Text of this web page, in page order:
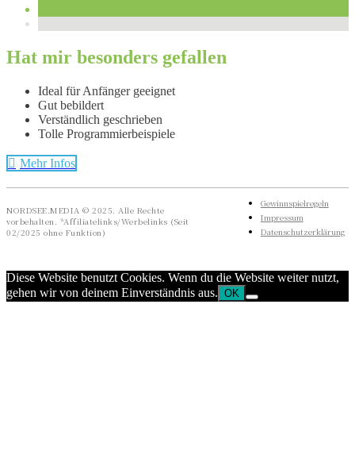
Hat mir besonders gefallen
Ideal für Anfänger geeignet
Gut bebildert
Verständlich geschrieben
Tolle Programmierbeispiele
Mehr Infos
NORDSEE.MEDIA © 2025. Alle Rechte
vorbehalten. *Affiliatelinks/Werbelinks (Seit
02/2025 ohne Funktion)
Gewinnspielregeln
Impressum
Datenschutzerklärung
Diese Website benutzt Cookies. Wenn du die Website weiter nutzt,
gehen wir von deinem Einverständnis aus. OK